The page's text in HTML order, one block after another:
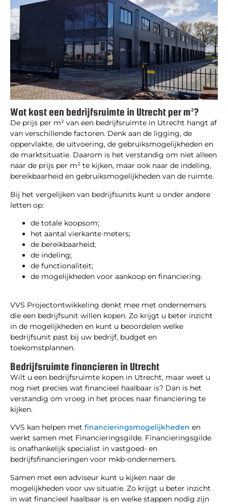
Wat kost een bedrijfsruimte in Utrecht per m²?
De prijs per m² van een bedrijfsruimte in Utrecht hangt af
van verschillende factoren. Denk aan de ligging, de
oppervlakte, de uitvoering, de gebruiksmogelijkheden en
de marktsituatie. Daarom is het verstandig om niet alleen
naar de prijs per m² te kijken, maar ook naar de indeling,
bereikbaarheid en gebruiksmogelijkheden van de ruimte.
Bij het vergelijken van bedrijfsunits kunt u onder andere
letten op:
de totale koopsom;
het aantal vierkante meters;
de bereikbaarheid;
de indeling;
de functionaliteit;
de mogelijkheden voor aankoop en financiering.
VVS Projectontwikkeling denkt mee met ondernemers
die een bedrijfsunit willen kopen. Zo krijgt u beter inzicht
in de mogelijkheden en kunt u beoordelen welke
bedrijfsunit past bij uw bedrijf, budget en
toekomstplannen.
Bedrijfsruimte financieren in Utrecht
Wilt u een bedrijfsruimte kopen in Utrecht, maar weet u
nog niet precies wat financieel haalbaar is? Dan is het
verstandig om vroeg in het proces naar financiering te
kijken.
VVS kan helpen met financieringsmogelijkheden en
werkt samen met Financieringsgilde. Financieringsgilde
is onafhankelijk specialist in vastgoed- en
bedrijfsfinancieringen voor mkb-ondernemers.
Samen met een adviseur kunt u kijken naar de
mogelijkheden voor uw situatie. Zo krijgt u beter inzicht
in wat financieel haalbaar is en welke stappen nodig zijn